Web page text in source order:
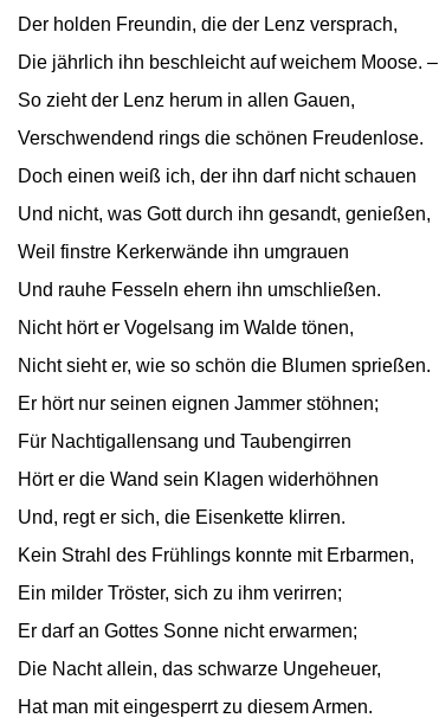
Der holden Freundin, die der Lenz versprach,
Die jährlich ihn beschleicht auf weichem Moose. –
So zieht der Lenz herum in allen Gauen,
Verschwendend rings die schönen Freudenlose.
Doch einen weiß ich, der ihn darf nicht schauen
Und nicht, was Gott durch ihn gesandt, genießen,
Weil finstre Kerkerwände ihn umgrauen
Und rauhe Fesseln ehern ihn umschließen.
Nicht hört er Vogelsang im Walde tönen,
Nicht sieht er, wie so schön die Blumen sprießen.
Er hört nur seinen eignen Jammer stöhnen;
Für Nachtigallensang und Taubengirren
Hört er die Wand sein Klagen widerhöhnen
Und, regt er sich, die Eisenkette klirren.
Kein Strahl des Frühlings konnte mit Erbarmen,
Ein milder Tröster, sich zu ihm verirren;
Er darf an Gottes Sonne nicht erwarmen;
Die Nacht allein, das schwarze Ungeheuer,
Hat man mit eingesperrt zu diesem Armen.